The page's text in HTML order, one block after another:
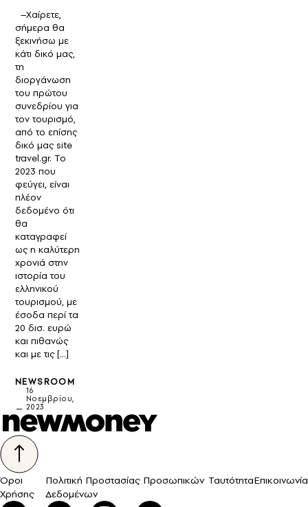
–Χαίρετε,
σήμερα θα
ξεκινήσω με
κάτι δικό μας,
τη
διοργάνωση
του πρώτου
συνεδρίου για
τον τουρισμό,
από το επίσης
δικό μας site
travel.gr. Το
2023 που
φεύγει, είναι
πλέον
δεδομένο ότι
θα
καταγραφεί
ως η καλύτερη
χρονιά στην
ιστορία του
ελληνικού
τουρισμού, με
έσοδα περί τα
20 δισ. ευρώ
και πιθανώς
και με τις […]
NEWSROOM
16
Νοεμβρίου,
2023
Όροι
Χρήσης
Πολιτική Προστασίας Προσωπικών
Δεδομένων
ΤαυτότηταΕπικοινωνία